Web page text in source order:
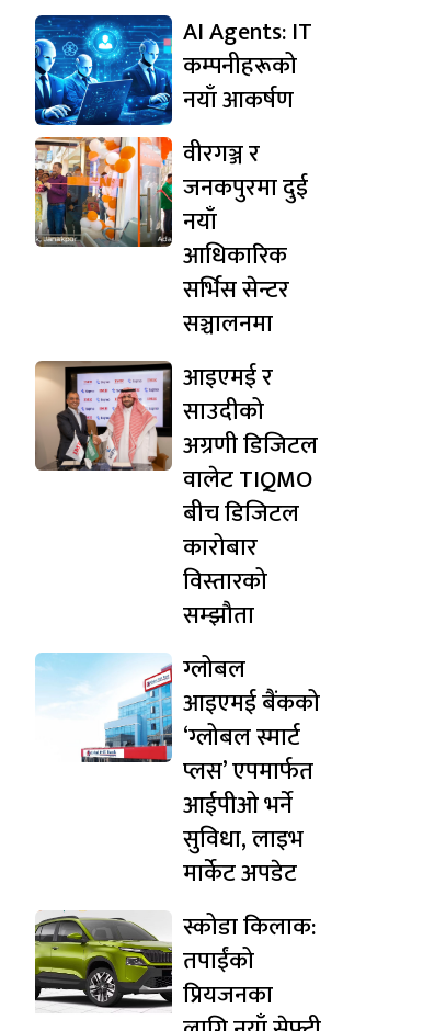
AI Agents: IT
कम्पनीहरूको
नयाँ आकर्षण
वीरगञ्ज र
जनकपुरमा दुई
नयाँ
आधिकारिक
सर्भिस सेन्टर
सञ्चालनमा
आइएमई र
साउदीको
अग्रणी डिजिटल
वालेट TIQMO
बीच डिजिटल
कारोबार
विस्तारको
सम्झौता
ग्लोबल
आइएमई बैंकको
‘ग्लोबल स्मार्ट
प्लस’ एपमार्फत
आईपीओ भर्ने
सुविधा, लाइभ
मार्केट अपडेट
स्कोडा किलाक:
तपाईंको
प्रियजनका